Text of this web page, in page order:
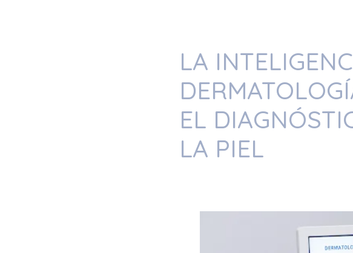
LA
EL
LA PIEL